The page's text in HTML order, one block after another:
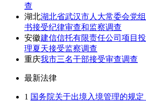
查
湖北湖北省武汉市人大常委会党
书接受纪律审查和监察调查
安徽建信信托有限责任公司项目
理夏天接受监察调查
重庆我市三名干部接受审查调查
最新法律
1 国务院关于出境入境管理的规定